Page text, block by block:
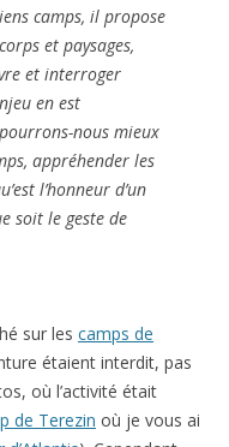
camps, il propose
et paysages,
et interroger
en est
nous mieux
appréhender les
l’honneur d’un
soit le geste de
sur les camps de
étaient interdit, pas
où l’activité était
de Terezin où je vous ai